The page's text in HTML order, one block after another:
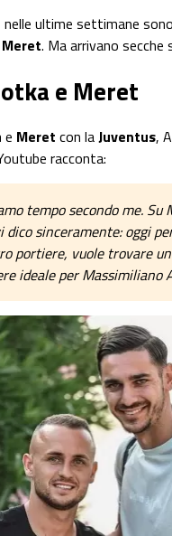
nelle ultime settimane
. Ma arrivano secche
e Meret
e Meret con laJuventus,
racconta:
tempo secondo me.
sinceramente: oggi
portiere, vuole trovare
ideale per Massimiliano